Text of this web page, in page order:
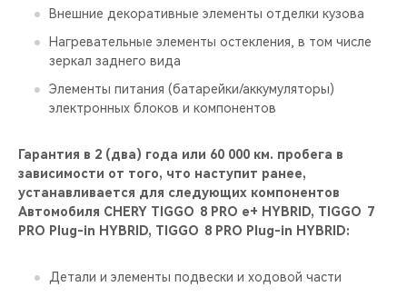
Внешние декоративные элементы отделки кузова
Нагревательные элементы остекления, в том числе
зеркал заднего вида
Элементы питания (батарейки/аккумуляторы)
электронных блоков и компонентов
Гарантия в 2 (два) года или 60 000 км. пробега в
зависимости от того, что наступит ранее,
устанавливается для следующих компонентов
Автомобиля CHERY TIGGO 8 PRO е+ HYBRID, TIGGO 7
PRO Plug-in HYBRID, TIGGO 8 PRO Plug-in HYBRID:
Детали и элементы подвески и ходовой части